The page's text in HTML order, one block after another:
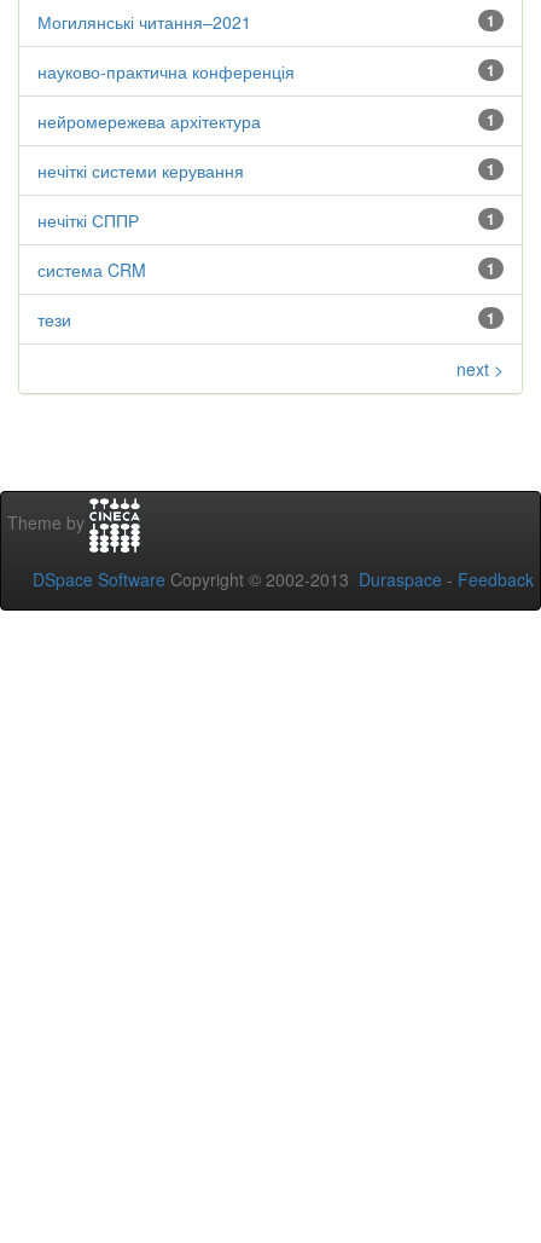
1
Могилянські читання–2021
1
науково-практична конференція
1
нейромережева архітектура
1
нечіткі системи керування
1
нечіткі СППР
1
система CRM
1
тези
next >
Theme by
DSpace Software Copyright © 2002-2013 Duraspace - Feedback